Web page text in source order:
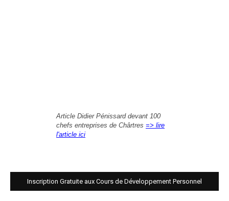
Article Didier Pénissard devant 100
chefs entreprises de Chârtres => lire
l'article ici
Inscription Gratuite aux Cours de Développement Personnel